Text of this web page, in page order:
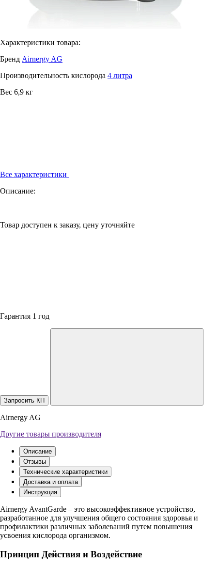
Характеристики товара:
Бренд Airnergy AG
Производительность кислорода 4 литра
Вес 6,9 кг
Все характеристики
Описание:
Товар доступен к заказу, цену уточняйте
Гарантия 1 год
Запросить КП
Airnergy AG
Другие товары производителя
Описание
Отзывы
Технические характеристики
Доставка и оплата
Инструкция
Airnergy AvantGarde – это высокоэффективное устройство,
разработанное для улучшения общего состояния здоровья и
профилактики различных заболеваний путем повышения
усвоения кислорода организмом.
Принцип Действия и Воздействие